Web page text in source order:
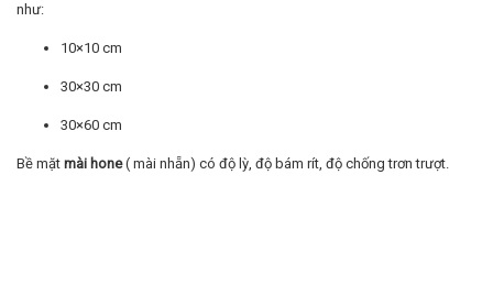
như:
10×10 cm
30×30 cm
30×60 cm
Bề mặt mài hone( mài nhẵn) có độ lỳ, độ bám rít, độ chống trơn trượt.